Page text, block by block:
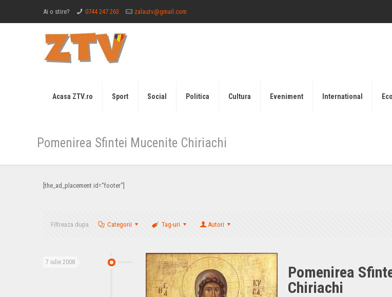
Ai o stire? 0744 247 263 zalautv@gmail.com
Acasa ZTV.ro Sport Social Politica Cultura Eveniment International
Pomenirea Sfintei Mucenite Chiriachi
[the_ad_placement id="footer"]
Filtreaza dupa Categorii Tag-uri Autori
7 iulie 2008
Pomenirea
Chiriachi